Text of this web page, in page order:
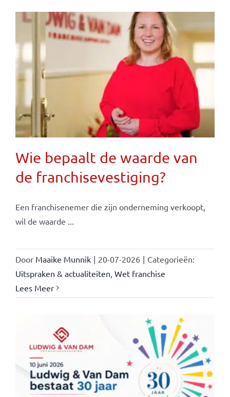
Wie bepaalt de waarde van
de franchisevestiging?
Een franchisenemer die zijn onderneming verkoopt,
wil de waarde ...
Door Maaike Munnik | 20-07-2026 | Categorieën:
Uitspraken & actualiteiten, Wet franchise
Lees Meer